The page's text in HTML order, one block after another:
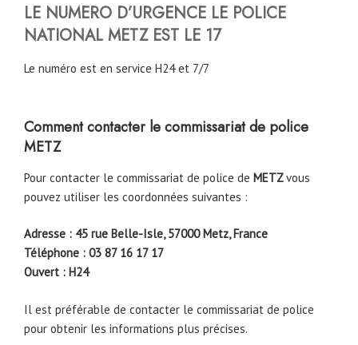
LE NUMERO D’URGENCE LE POLICE
NATIONAL METZ EST LE 17
Le numéro est en service H24 et 7/7
Comment contacter le commissariat de police
METZ
Pour contacter le commissariat de police de METZvous
pouvez utiliser les coordonnées suivantes :
Adresse : 45 rue Belle-Isle, 57000 Metz, France
Téléphone : 03 87 16 17 17
Ouvert : H24
Il est préférable de contacter le commissariat de police
pour obtenir les informations plus précises.